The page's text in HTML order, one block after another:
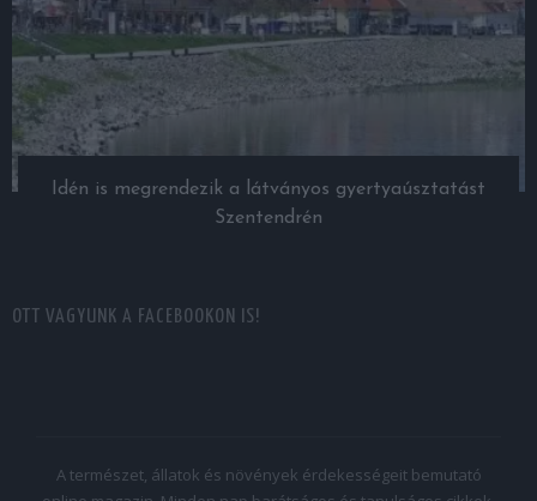
Idén is megrendezik a látványos gyertyaúsztatást
Szentendrén
OTT VAGYUNK A FACEBOOKON IS!
A természet, állatok és növények érdekességeit bemutató